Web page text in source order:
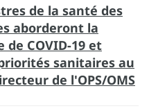
de la santé des
aborderont la
de COVID-19 et
sanitaires au
de l'OPS/OMS